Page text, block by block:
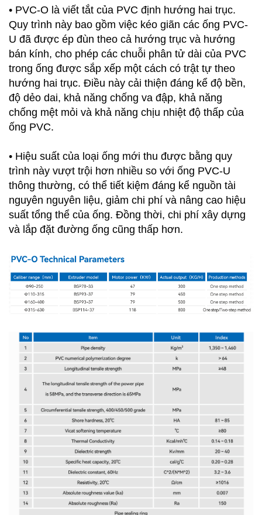
• PVC-O là viết tắt của PVC định hướng hai trục.
Quy trình này bao gồm việc kéo giãn các ống PVC-
U đã được ép đùn theo cả hướng trục và hướng
bán kính, cho phép các chuỗi phân tử dài của PVC
trong ống được sắp xếp một cách có trật tự theo
hướng hai trục. Điều này cải thiện đáng kể độ bền,
độ dẻo dai, khả năng chống va đập, khả năng
chống mệt mỏi và khả năng chịu nhiệt độ thấp của
ống PVC.
• Hiệu suất của loại ống mới thu được bằng quy
trình này vượt trội hơn nhiều so với ống PVC-U
thông thường, có thể tiết kiệm đáng kể nguồn tài
nguyên nguyên liệu, giảm chi phí và nâng cao hiệu
suất tổng thể của ống. Đồng thời, chi phí xây dựng
và lắp đặt đường ống cũng thấp hơn.